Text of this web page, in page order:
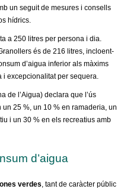
un seguit de mesures i consells
hídrics.
a 250 litres per persona i dia.
és de 216 litres, incloent-
d’aigua inferior als màxims
i excepcionalitat per sequera.
de l’Aigua) declara que l’ús
un 25 %, un 10 % en ramaderia, un
i un 30 % en els recreatius amb
d’aigua
verdes , tant de caràcter públic